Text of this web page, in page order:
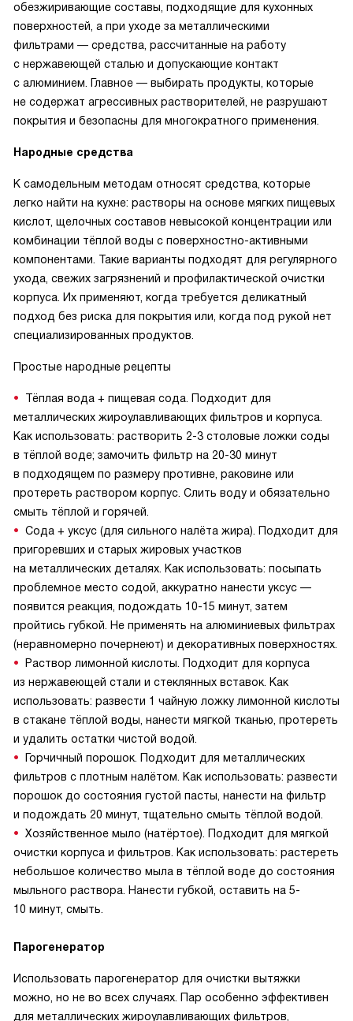
обезжиривающие составы, подходящие для кухонных
поверхностей, а при уходе за металлическими
фильтрами — средства, рассчитанные на работу
с нержавеющей сталью и допускающие контакт
с алюминием. Главное — выбирать продукты, которые
не содержат агрессивных растворителей, не разрушают
покрытия и безопасны для многократного применения.
Народные средства
К самодельным методам относят средства, которые
легко найти на кухне: растворы на основе мягких пищевых
кислот, щелочных составов невысокой концентрации или
комбинации тёплой воды с поверхностно-активными
компонентами. Такие варианты подходят для регулярного
ухода, свежих загрязнений и профилактической очистки
корпуса. Их применяют, когда требуется деликатный
подход без риска для покрытия или, когда под рукой нет
специализированных продуктов.
Простые народные рецепты
Тёплая вода + пищевая сода. Подходит для
металлических жироулавливающих фильтров и корпуса.
Как использовать: растворить 2-3 столовые ложки соды
в тёплой воде; замочить фильтр на 20-30 минут
в подходящем по размеру противне, раковине или
протереть раствором корпус. Слить воду и обязательно
смыть тёплой и горячей.
Сода + уксус (для сильного налёта жира). Подходит для
пригоревших и старых жировых участков
на металлических деталях. Как использовать: посыпать
проблемное место содой, аккуратно нанести уксус —
появится реакция, подождать 10-15 минут, затем
пройтись губкой. Не применять на алюминиевых фильтрах
(неравномерно почернеют) и декоративных поверхностях.
Раствор лимонной кислоты. Подходит для корпуса
из нержавеющей стали и стеклянных вставок. Как
использовать: развести 1 чайную ложку лимонной кислоты
в стакане тёплой воды, нанести мягкой тканью, протереть
и удалить остатки чистой водой.
Горчичный порошок. Подходит для металлических
фильтров с плотным налётом. Как использовать: развести
порошок до состояния густой пасты, нанести на фильтр
и подождать 20 минут, тщательно смыть тёплой водой.
Хозяйственное мыло (натёртое). Подходит для мягкой
очистки корпуса и фильтров. Как использовать: растереть
небольшое количество мыла в тёплой воде до состояния
мыльного раствора. Нанести губкой, оставить на 5-
10 минут, смыть.
Парогенератор
Использовать парогенератор для очистки вытяжки
можно, но не во всех случаях. Пар особенно эффективен
для металлических жироулавливающих фильтров,